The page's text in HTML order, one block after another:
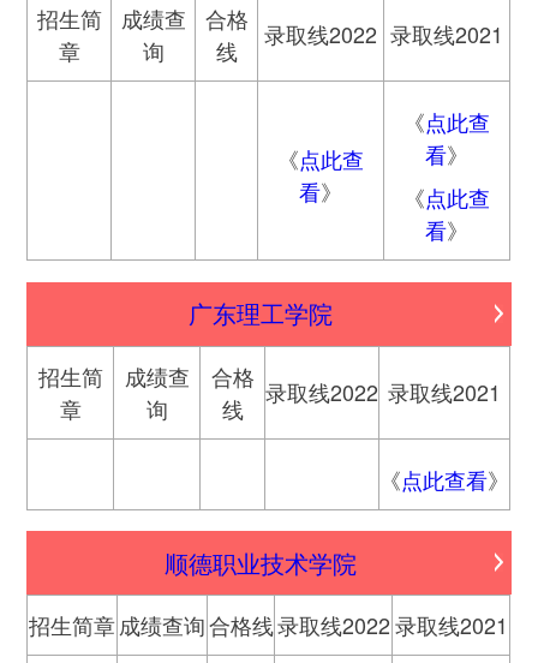
招生简
章
成绩查
询
合格
线
录取线2022 录取线2021
《点此查
看》
《点此查
看》
《点此查
看》
广东理工学院
招生简
章
成绩查
询
合格
线
录取线2022 录取线2021
《点此查看》
顺德职业技术学院
招生简章成绩查询合格线录取线2022录取线2021